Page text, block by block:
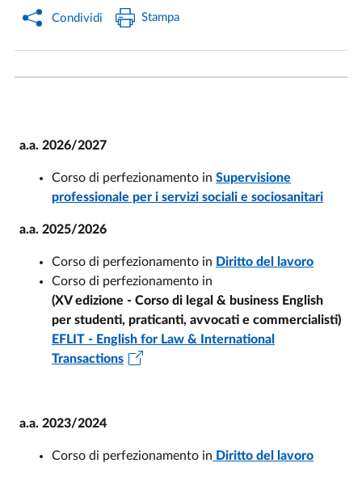
Condividi Stampa
a.a. 2026/2027
Corso di perfezionamento in Supervisione
professionale per i servizi sociali e sociosanitari
a.a. 2025/2026
Corso di perfezionamento in Diritto del lavoro
Corso di perfezionamento in
(XV edizione - Corso di legal & business English
per studenti, praticanti, avvocati e commercialisti)
EFLIT - English for Law & International
Transactions
a.a. 2023/2024
Corso di perfezionamento in Diritto del lavoro